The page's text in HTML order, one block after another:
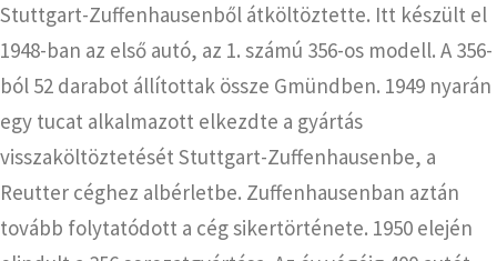
Stuttgart-Zuffenhausenből átköltöztette. Itt készült el
1948-ban az első autó, az 1. számú 356-os modell. A 356-
ból 52 darabot állítottak össze Gmündben. 1949 nyarán
egy tucat alkalmazott elkezdte a gyártás
visszaköltöztetését Stuttgart-Zuffenhausenbe, a
Reutter céghez albérletbe. Zuffenhausenban aztán
tovább folytatódott a cég sikertörténete. 1950 elején